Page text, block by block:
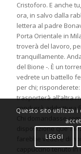
Cristoforo. E anche
ora, in salvo dalla
lettera al padre
Porta Orientale in
troverà del lavoro,
tranquillamente.
del Bione -. È un
vedrete un battello
per chi;
trasporterà all’altra
condurrà addirittura
Chi domandasse
disposizione que’
farebbe vedere di
cappuccino tenuto
Questo sito utilizza i
LEGGI